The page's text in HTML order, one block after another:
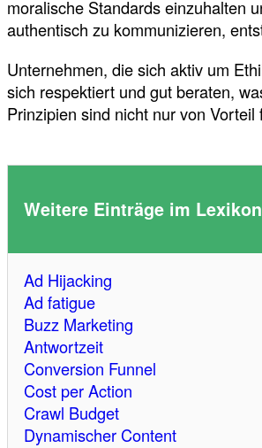
moralische Standards einzuhalten
authentisch zu kommunizieren,
Unternehmen, die sich aktiv um
sich respektiert und gut beraten,
Prinzipien sind nicht nur von
Weitere Einträge im Lexikon
Ad Hijacking
Ad fatigue
Buzz Marketing
Antwortzeit
Conversion Funnel
Cost per Action
Crawl Budget
Dynamischer Content